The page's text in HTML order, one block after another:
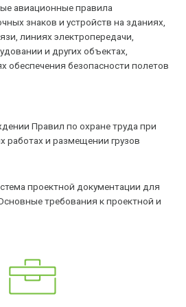
авиационные правила
знаков и устройств на зданиях,
линиях электропередачи,
и других объектах,
обеспечения безопасности полетов
Правил по охране труда при
работах и размещении грузов
проектной документации для
требования к проектной и